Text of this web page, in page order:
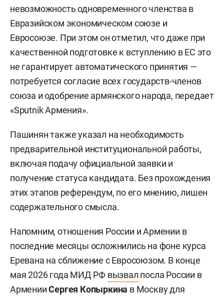
невозможность одновременного членства в
Евразийском экономическом союзе и
Евросоюзе. При этом он отметил, что даже при
качественной подготовке к вступлению в ЕС это
не гарантирует автоматического принятия —
потребуется согласие всех государств-членов
союза и одобрение армянского народа, передает
«Sputnik Армения».
Пашинян также указал на необходимость
предварительной институциональной работы,
включая подачу официальной заявки и
получение статуса кандидата. Без прохождения
этих этапов референдум, по его мнению, лишен
содержательного смысла.
Напомним, отношения России и Армении в
последние месяцы осложнились на фоне курса
Еревана на сближение с Евросоюзом. В конце
мая 2026 года МИД РФ вызвал посла России в
АрменииСергея Копыркина в Москву для